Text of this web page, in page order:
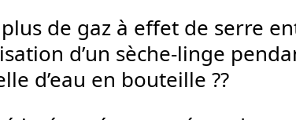
de gaz à effet de serre
d’un sèche-linge
d’eau en bouteille ??